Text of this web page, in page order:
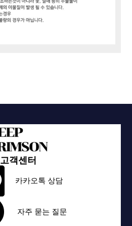
고객센터
카카오톡 상담
자주 묻는 질문